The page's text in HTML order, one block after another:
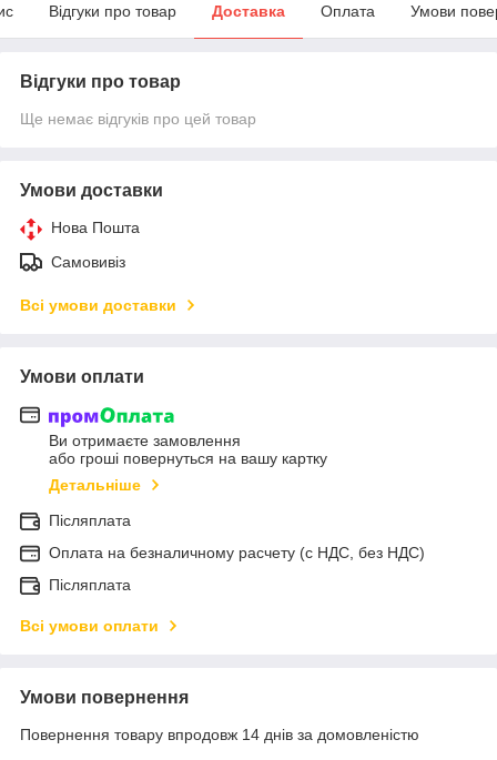
Відгуки про товар Доставка Оплата Умови
Відгуки про товар
Ще немає відгуків про цей товар
Умови доставки
Нова Пошта
Самовивіз
Всі умови доставки
Умови оплати
Ви отримаєте замовлення
або гроші повернуться на вашу картку
Детальніше
Післяплата
Оплата на безналичному расчету (с НДС, без НДС)
Післяплата
Всі умови оплати
Умови повернення
Повернення товару впродовж 14 днів за домовленістю